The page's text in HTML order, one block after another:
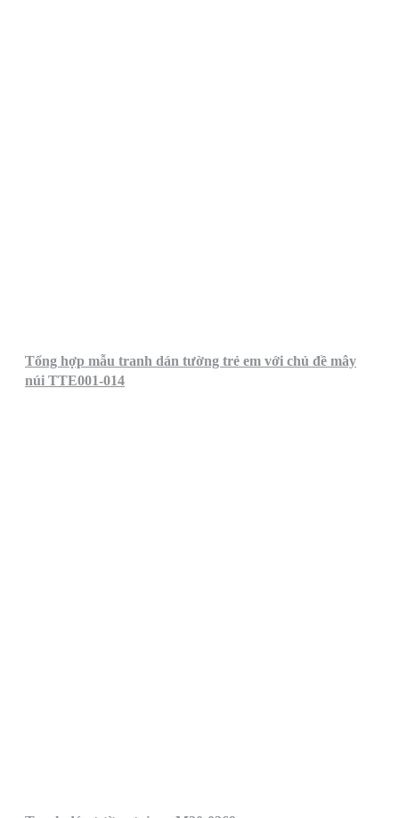
Tổng hợp mẫu tranh dán tường trẻ em với chủ đề mây
núi TTE001-014